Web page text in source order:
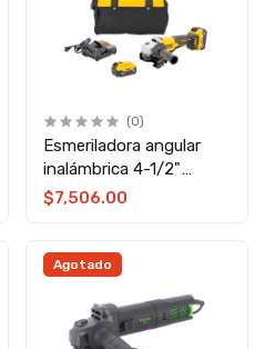
(0)
Esmeriladora angular
inalámbrica 4-1/2"
Brushless DCG408P2
$7,506.00
Agotado